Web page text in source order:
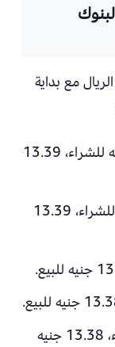
مع بداية
البنك المركزي المصري: 13.35 جنيه للشراء، 13.39
البنك الأهلي المصري: 13.32 جنيه للشراء، 13.39
بنك الإسكندرية: 13.35 جنيه للشراء، 13.38 جنيه